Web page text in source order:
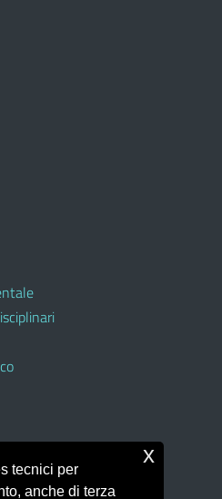
tecnici per
anche di terza
x